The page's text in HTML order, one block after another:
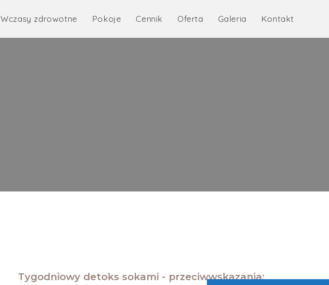
Wczasy zdrowotne Pokoje Cennik Oferta Galeria Kontakt
Tygodniowy detoks sokami - przeciwwskazania: